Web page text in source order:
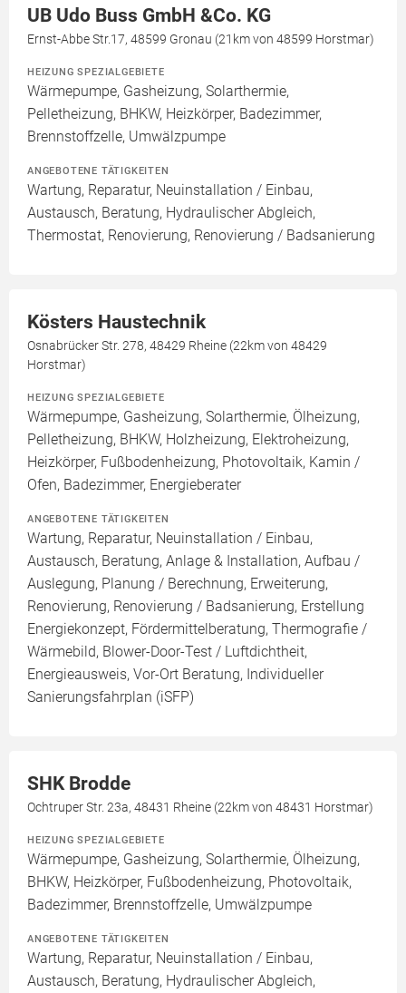
UB Udo Buss GmbH &Co. KG
Ernst-Abbe Str.17, 48599 Gronau (21km von 48599 Horstmar)
HEIZUNG SPEZIALGEBIETE
Wärmepumpe, Gasheizung, Solarthermie,
Pelletheizung, BHKW, Heizkörper, Badezimmer,
Brennstoffzelle, Umwälzpumpe
ANGEBOTENE TÄTIGKEITEN
Wartung, Reparatur, Neuinstallation / Einbau,
Austausch, Beratung, Hydraulischer Abgleich,
Thermostat, Renovierung, Renovierung / Badsanierung
Kösters Haustechnik
Osnabrücker Str. 278, 48429 Rheine (22km von 48429
Horstmar)
HEIZUNG SPEZIALGEBIETE
Wärmepumpe, Gasheizung, Solarthermie, Ölheizung,
Pelletheizung, BHKW, Holzheizung, Elektroheizung,
Heizkörper, Fußbodenheizung, Photovoltaik, Kamin /
Ofen, Badezimmer, Energieberater
ANGEBOTENE TÄTIGKEITEN
Wartung, Reparatur, Neuinstallation / Einbau,
Austausch, Beratung, Anlage & Installation, Aufbau /
Auslegung, Planung / Berechnung, Erweiterung,
Renovierung, Renovierung / Badsanierung, Erstellung
Energiekonzept, Fördermittelberatung, Thermografie /
Wärmebild, Blower-Door-Test / Luftdichtheit,
Energieausweis, Vor-Ort Beratung, Individueller
Sanierungsfahrplan (iSFP)
SHK Brodde
Ochtruper Str. 23a, 48431 Rheine (22km von 48431 Horstmar)
HEIZUNG SPEZIALGEBIETE
Wärmepumpe, Gasheizung, Solarthermie, Ölheizung,
BHKW, Heizkörper, Fußbodenheizung, Photovoltaik,
Badezimmer, Brennstoffzelle, Umwälzpumpe
ANGEBOTENE TÄTIGKEITEN
Wartung, Reparatur, Neuinstallation / Einbau,
Austausch, Beratung, Hydraulischer Abgleich,